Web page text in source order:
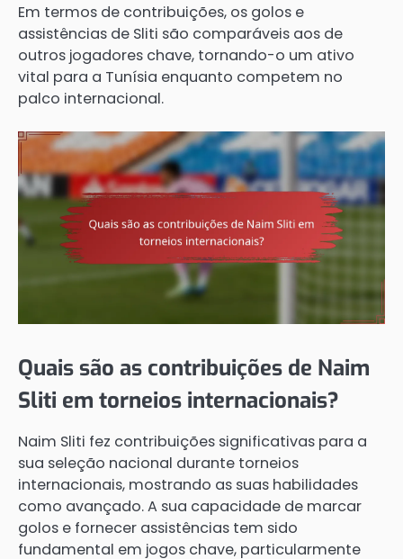
Em termos de contribuições, os golos e
assistências de Sliti são comparáveis aos de
outros jogadores chave, tornando-o um ativo
vital para a Tunísia enquanto competem no
palco internacional.
Quais são as contribuições de Naim
Sliti em torneios internacionais?
Naim Sliti fez contribuições significativas para a
sua seleção nacional durante torneios
internacionais, mostrando as suas habilidades
como avançado. A sua capacidade de marcar
golos e fornecer assistências tem sido
fundamental em jogos chave, particularmente